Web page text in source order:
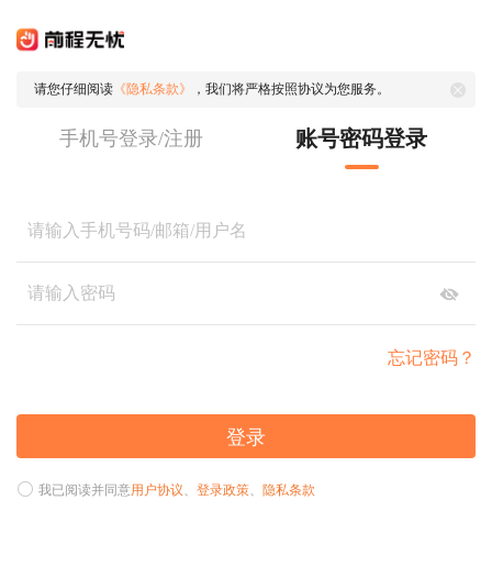
请您仔细阅读 《隐私条款》 ，我们将严格按照协议为您服务。
手机号登录/注册 账号密码登录
忘记密码？
登录
我已阅读并同意用户协议、 登录政策、 隐私条款